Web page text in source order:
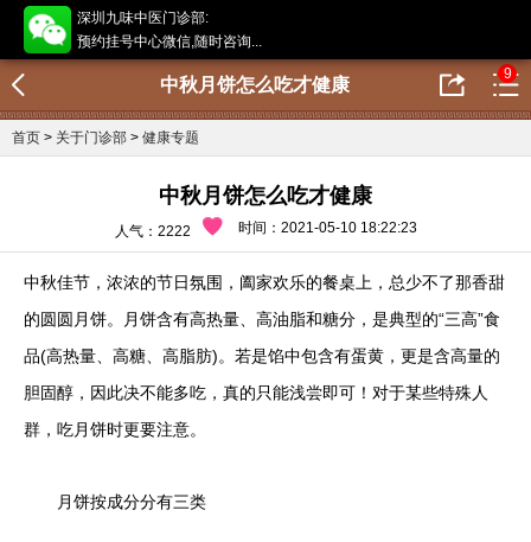
深圳九味中医门诊部:
预约挂号中心微信,随时咨询...
中秋月饼怎么吃才健康
9
首页 > 关于门诊部 > 健康专题
中秋月饼怎么吃才健康
人气：2222 时间：2021-05-10 18:22:23
中秋佳节，浓浓的节日氛围，阖家欢乐的餐桌上，总少不了那香甜
的圆圆月饼。月饼含有高热量、高油脂和糖分，是典型的“三高”食
品(高热量、高糖、高脂肪)。若是馅中包含有蛋黄，更是含高量的
胆固醇，因此决不能多吃，真的只能浅尝即可！对于某些特殊人
群，吃月饼时更要注意。
月饼按成分分有三类